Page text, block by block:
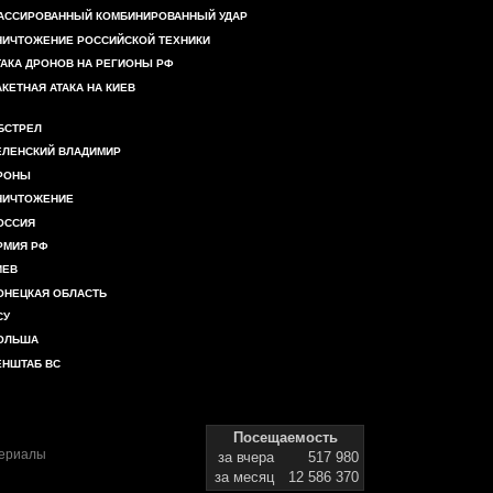
КОМБИНИРОВАННЫЙ УДАР
РОССИЙСКОЙ ТЕХНИКИ
ДРОНОВ НА РЕГИОНЫ РФ
АТАКА НА КИЕВ
ВЛАДИМИР
РФ
ОБЛАСТЬ
ВС
Посещаемость
за вчера
517 980
за месяц
12 586 370